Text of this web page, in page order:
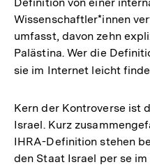
Wissenschaftler*innen
umfasst, davon zehn
Palästina. Wer die
sie im Internet leicht
Kern der Kontroverse ist
Israel. Kurz
IHRA-Definition stehen
den Staat Israel per se